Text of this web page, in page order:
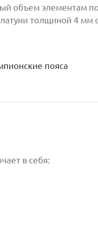
объем элементам
латуни толщиной 4
пояса
в себя: